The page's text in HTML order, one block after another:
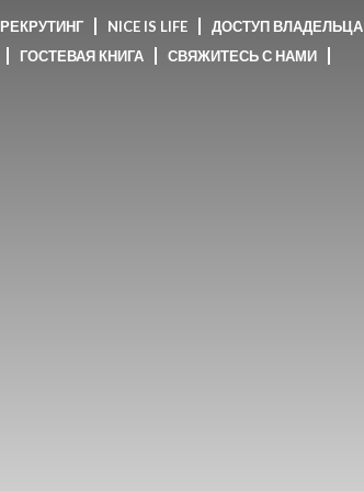
РЕКРУТИНГ NICE IS LIFE ДОСТУП ВЛАДЕЛЬЦА
ГОСТЕВАЯ КНИГА СВЯЖИТЕСЬ С НАМИ